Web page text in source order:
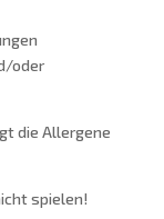
oder
die Allergene
spielen!